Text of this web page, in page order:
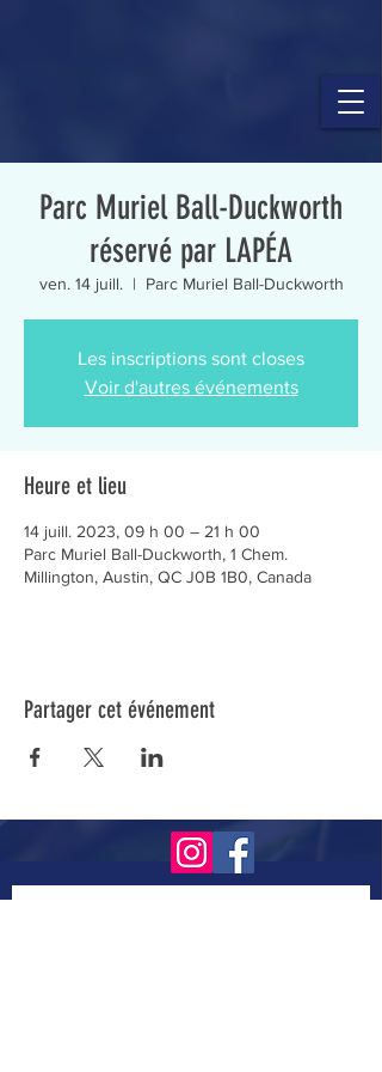
Parc Muriel Ball-Duckworth
réservé par LAPÉA
ven. 14 juill.
  |
Parc Muriel Ball-Duckworth
Les inscriptions sont closes
Voir d'autres événements
Heure et lieu
14 juill. 2023, 09 h 00 – 21 h 00
Parc Muriel Ball-Duckworth, 1 Chem.
Millington, Austin, QC J0B 1B0, Canada
Partager cet événement